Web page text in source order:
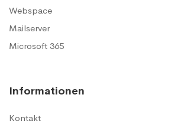
Webspace
Mailserver
Microsoft 365
Informationen
Kontakt